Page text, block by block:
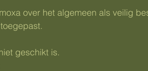
over het algemeen als veilig
geschikt is.